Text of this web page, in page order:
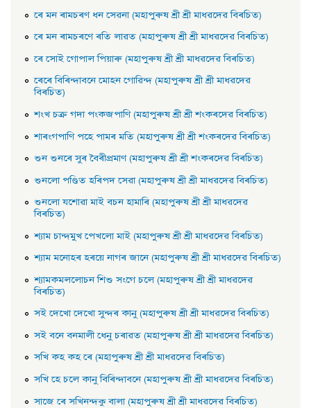
ৰে মন ৰামচৰণ ধন সেৱনা (মহাপুৰুষ শ্ৰী শ্ৰী মাধৱদেৱ বিৰচিত)
ৰে মন ৰামচৰণে ৰতি লাৱত (মহাপুৰুষ শ্ৰী শ্ৰী মাধৱদেৱ বিৰচিত)
ৰে সােই গােপাল পিয়াৰু (মহাপুৰুষ শ্ৰী শ্ৰী মাধৱদেৱ বিৰচিত)
ৰেৰে বিৰিন্দাবনে মােহন গােৱিন্দ (মহাপুৰুষ শ্ৰী শ্ৰী মাধৱদেৱ
বিৰচিত)
শংখ চক্র গদা পংকজপাণি (মহাপুৰুষ শ্ৰী শ্ৰী শংকৰদেৱ বিৰচিত)
শাৰংগপাণি পহে পামৰ মতি (মহাপুৰুষ শ্ৰী শ্ৰী শংকৰদেৱ বিৰচিত)
শুন শুনৰে সুৰ বৈৰীপ্রমাণ (মহাপুৰুষ শ্ৰী শ্ৰী শংকৰদেৱ বিৰচিত)
শুনলাে পণ্ডিত হৰিপদ সেৱা (মহাপুৰুষ শ্ৰী শ্ৰী মাধৱদেৱ বিৰচিত)
শুনলাে যশােৱা মাই বচন হামাৰি (মহাপুৰুষ শ্ৰী শ্ৰী মাধৱদেৱ
বিৰচিত)
শ্যাম চান্দমুখ পেখলাে মাই (মহাপুৰুষ শ্ৰী শ্ৰী মাধৱদেৱ বিৰচিত)
শ্যাম মনােহৰ হৰয়ে নাগৰ জানে (মহাপুৰুষ শ্ৰী শ্ৰী মাধৱদেৱ বিৰচিত)
শ্যামকমললােচন শিশু সংগে চলে (মহাপুৰুষ শ্ৰী শ্ৰী মাধৱদেৱ
বিৰচিত)
সই দেখাে দেখাে সুন্দৰ কানু (মহাপুৰুষ শ্ৰী শ্ৰী মাধৱদেৱ বিৰচিত)
সই বনে বনমালী ধেনু চৰাৱত (মহাপুৰুষ শ্ৰী শ্ৰী মাধৱদেৱ বিৰচিত)
সখি কহ কহ ৰে (মহাপুৰুষ শ্ৰী শ্ৰী মাধৱদেৱ বিৰচিত)
সখি হে চলে কানু বিৰিন্দাবনে (মহাপুৰুষ শ্ৰী শ্ৰী মাধৱদেৱ বিৰচিত)
সাজে ৰে সখিনন্দকু বালা (মহাপুৰুষ শ্ৰী শ্ৰী মাধৱদেৱ বিৰচিত)